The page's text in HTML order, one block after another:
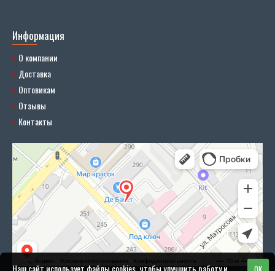
Информация
О компании
Доставка
Оптовикам
Отзывы
Контакты
Наш сайт использует файлы cookies, чтобы улучшить работу и